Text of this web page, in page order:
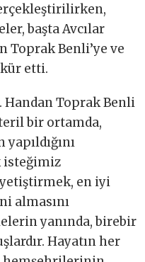
başta Avcılar
Toprak Benli’ye ve
etti.
Handan Toprak Benli
bir ortamda,
isteğimiz
yetiştirmek, en iyi
almasını
yanında, birebir
Hayatın her